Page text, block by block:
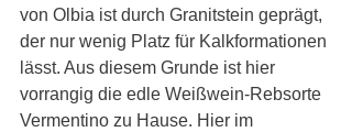
von Olbia ist durch Granitstein geprägt,
der nur wenig Platz für Kalkformationen
lässt. Aus diesem Grunde ist hier
vorrangig die edle Weißwein-Rebsorte
Vermentino zu Hause. Hier im